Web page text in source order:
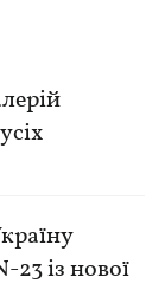
із нової